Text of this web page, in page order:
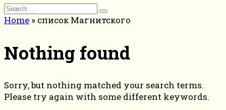
Search
for:
Home » список Магнитского
Nothing found
Sorry, but nothing matched your search terms.
Please try again with some different keywords.